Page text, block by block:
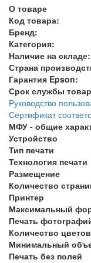
О товаре
Код товара:
Бренд:
Категория:
Наличие на складе:
Страна
Гарантия Epson:
Срок службы
Руководство
Сертификат
МФУ - общие
Устройство
Тип печати
Технология печати
Размещение
Количество
Принтер
Максимальный
Печать
Количество цветов
Минимальный
Печать без полей